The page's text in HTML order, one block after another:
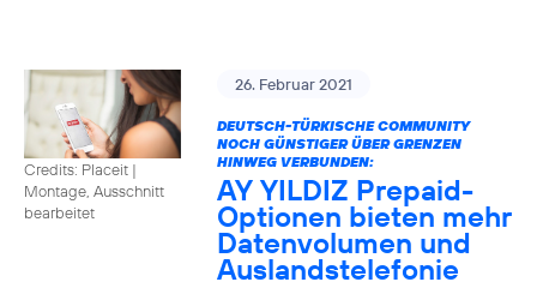
Credits: Placeit |
Montage, Ausschnitt
bearbeitet
26. Februar 2021
DEUTSCH-TÜRKISCHE COMMUNITY
NOCH GÜNSTIGER ÜBER GRENZEN
HINWEG VERBUNDEN:
AY YILDIZ Prepaid-
Optionen bieten mehr
Datenvolumen und
Auslandstelefonie